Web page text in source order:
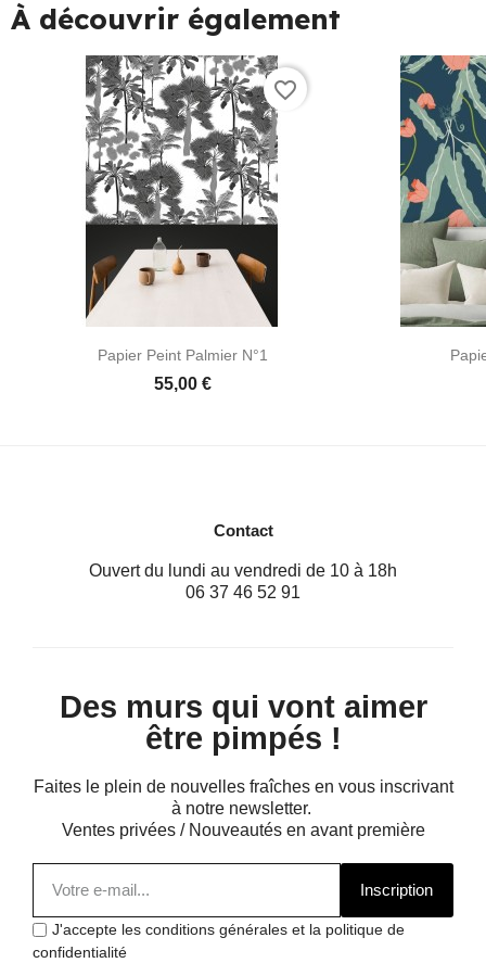
À découvrir également
Papier Peint Palmier N°1
55,00 €
favorite_border
Contact
Ouvert du lundi au vendredi de 10 à 18h
06 37 46 52 91
Des murs qui vont aimer
être pimpés !
Faites le plein de nouvelles fraîches en vous inscrivant
à notre newsletter.
Ventes privées / Nouveautés en avant première
Inscription
J'accepte les conditions générales et la politique de
confidentialité